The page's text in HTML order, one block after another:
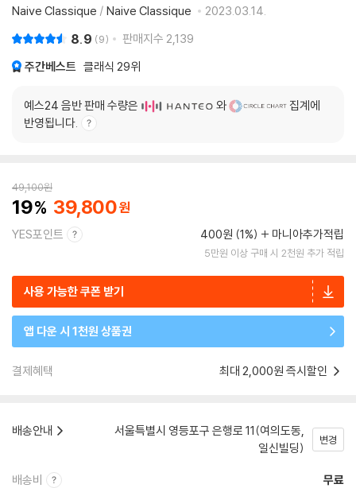
Naive Classique / Naive Classique 2023.03.14.
8.9 9 판매지수 2,139
주간베스트 클래식 29위
예스24 음반 판매 수량은 와
집계에
반영됩니다.
49,100원
19 39,800
YES포인트 400원 (1%) 마니아추가적립
5만원 이상 구매 시 2천원 추가 적립
사용 가능한 쿠폰 받기
앱 다운 시 1천원 상품권
결제혜택 최대 2,000원 즉시할인
배송안내
서울특별시 영등포구 은행로 11(여의도동,
일신빌딩)
변경
배송비 무료